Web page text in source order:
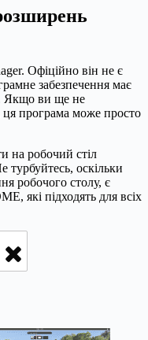
Офіційно він не є
забезпечення має
Якщо ви ще не
ця програма може просто
на робочий стіл
оскільки
робочого столу, є
які підходять для всіх